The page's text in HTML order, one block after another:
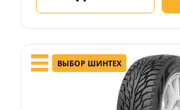
ВЫБОР ШИНТЕХ